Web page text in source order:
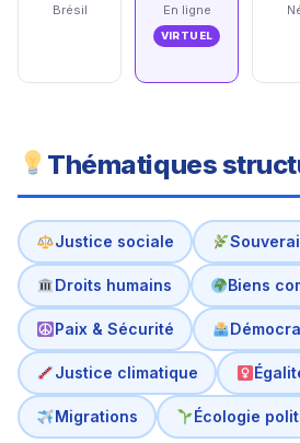
Brésil En ligne
VIRTUEL
Thématiques
Justice sociale
Droits humains Biens
Paix & Sécurité
Justice climatique
Migrations Écologie